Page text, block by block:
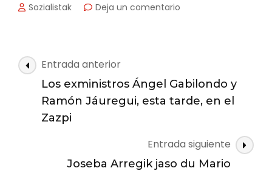
Sozialistak Deja un comentario
egokitzeko
hainbat
lan
Navegación
de
entradas
Entrada anterior
Los exministros Ángel Gabilondo y
Ramón Jáuregui, esta tarde, en el
Zazpi
Entrada siguiente
Joseba Arregik jaso du Mario